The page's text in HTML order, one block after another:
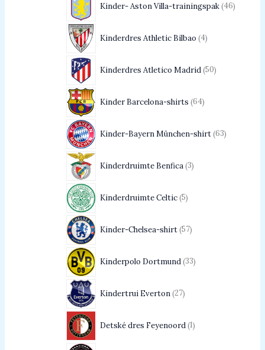
Kinder- Aston Villa-trainingspak 46
Kinderdres Athletic Bilbao 4
Kinderdres Atletico Madrid 50
Kinder Barcelona-shirts 64
Kinder-Bayern München-shirt 63
Kinderdruimte Benfica 3
Kinderdruimte Celtic 5
Kinder-Chelsea-shirt 57
Kinderpolo Dortmund 33
Kindertrui Everton 27
Detské dres Feyenoord 1